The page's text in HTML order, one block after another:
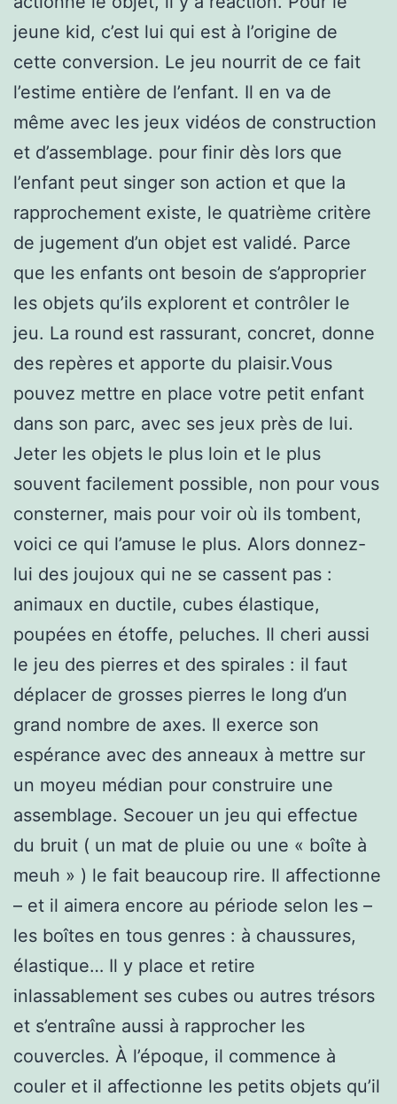
jeune kid, c’est lui qui est à l’origine de
cette conversion. Le jeu nourrit de ce fait
l’estime entière de l’enfant. Il en va de
même avec les jeux vidéos de construction
et d’assemblage. pour finir dès lors que
l’enfant peut singer son action et que la
rapprochement existe, le quatrième critère
de jugement d’un objet est validé. Parce
que les enfants ont besoin de s’approprier
les objets qu’ils explorent et contrôler le
jeu. La round est rassurant, concret, donne
des repères et apporte du plaisir.Vous
pouvez mettre en place votre petit enfant
dans son parc, avec ses jeux près de lui.
Jeter les objets le plus loin et le plus
souvent facilement possible, non pour vous
consterner, mais pour voir où ils tombent,
voici ce qui l’amuse le plus. Alors donnez-
lui des joujoux qui ne se cassent pas :
animaux en ductile, cubes élastique,
poupées en étoffe, peluches. Il cheri aussi
le jeu des pierres et des spirales : il faut
déplacer de grosses pierres le long d’un
grand nombre de axes. Il exerce son
espérance avec des anneaux à mettre sur
un moyeu médian pour construire une
assemblage. Secouer un jeu qui effectue
du bruit ( un mat de pluie ou une « boîte à
meuh » ) le fait beaucoup rire. Il affectionne
– et il aimera encore au période selon les –
les boîtes en tous genres : à chaussures,
élastique… Il y place et retire
inlassablement ses cubes ou autres trésors
et s’entraîne aussi à rapprocher les
couvercles. À l’époque, il commence à
couler et il affectionne les petits objets qu’il